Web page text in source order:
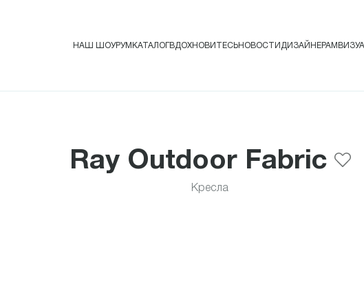
НАШ ШОУРУМ КАТАЛОГ ВДОХНОВИТЕСЬНОВОСТИ ДИЗАЙНЕРАМ
Ray Outdoor Fabric
Кресла